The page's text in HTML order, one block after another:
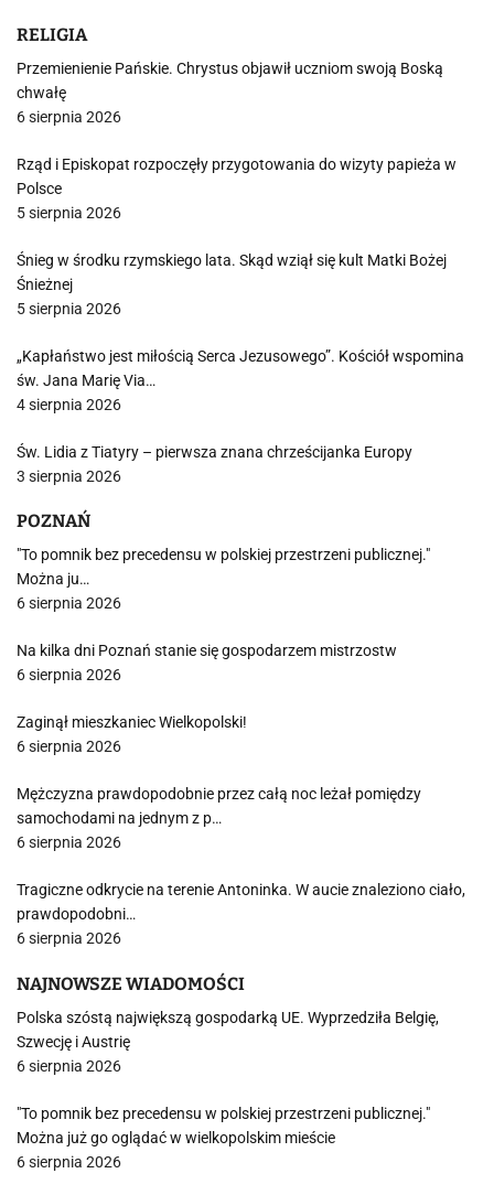
RELIGIA
Przemienienie Pańskie. Chrystus objawił uczniom swoją Boską
chwałę
6 sierpnia 2026
Rząd i Episkopat rozpoczęły przygotowania do wizyty papieża w
Polsce
5 sierpnia 2026
Śnieg w środku rzymskiego lata. Skąd wziął się kult Matki Bożej
Śnieżnej
5 sierpnia 2026
„Kapłaństwo jest miłością Serca Jezusowego”. Kościół wspomina
św. Jana Marię Via…
4 sierpnia 2026
Św. Lidia z Tiatyry – pierwsza znana chrześcijanka Europy
3 sierpnia 2026
POZNAŃ
"To pomnik bez precedensu w polskiej przestrzeni publicznej."
Można ju…
6 sierpnia 2026
Na kilka dni Poznań stanie się gospodarzem mistrzostw
6 sierpnia 2026
Zaginął mieszkaniec Wielkopolski!
6 sierpnia 2026
Mężczyzna prawdopodobnie przez całą noc leżał pomiędzy
samochodami na jednym z p…
6 sierpnia 2026
Tragiczne odkrycie na terenie Antoninka. W aucie znaleziono ciało,
prawdopodobni…
6 sierpnia 2026
NAJNOWSZE WIADOMOŚCI
Polska szóstą największą gospodarką UE. Wyprzedziła Belgię,
Szwecję i Austrię
6 sierpnia 2026
"To pomnik bez precedensu w polskiej przestrzeni publicznej."
Można już go oglądać w wielkopolskim mieście
6 sierpnia 2026